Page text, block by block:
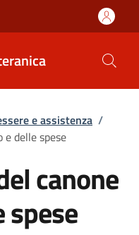
e assistenza /
delle spese
canone